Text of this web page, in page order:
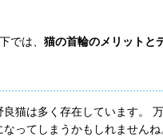
では、 猫の首輪のメリットと
は多く存在しています。
ってしまうかもしれません